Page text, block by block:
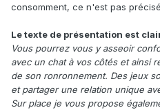
consomment, ce n'est pas
Le texte de présentation est
Vous pourrez vous y asseoir
avec un chat à vos côtés et ainsi
de son ronronnement. Des jeux
et partager une relation unique
Sur place je vous propose